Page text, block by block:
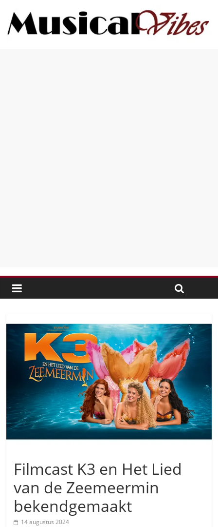
Filmcast K3 en Het Lied
van de Zeemeermin
bekendgemaakt
14 augustus 2024